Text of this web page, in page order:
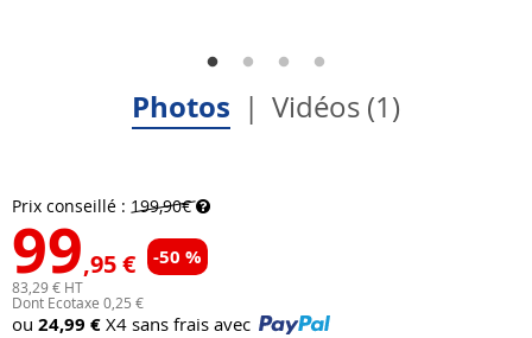
Photos Vidéos (1)
Prix conseillé : 199,90€
99,95 € -50 %
83,29 € HT
Dont Ecotaxe 0,25 €
ou 24,99 € X4 sans frais avec